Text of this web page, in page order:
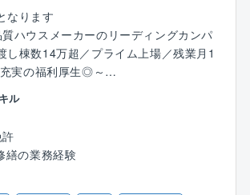
です。
なります
ハウスメーカーのリーディングカンパ
し棟数14万超／プライム上場／残業月1
実の福利厚生◎～
たお施主様に対してのアフターサポー
業務を行っていただきます。
引渡後1年、2年、5年、10年）及び、
ック項目毎にiPadを用いてシステム入
ル
繕の業務経験